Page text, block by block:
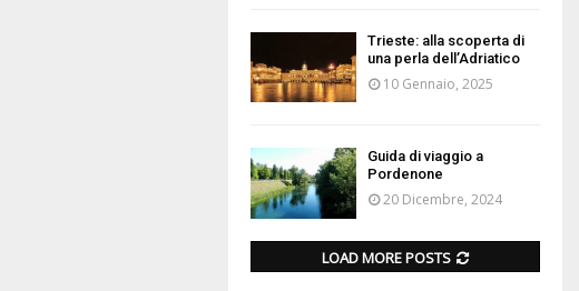
Trieste: alla scoperta di
una perla dell’Adriatico
10 Gennaio, 2025
Guida di viaggio a
Pordenone
20 Dicembre, 2024
LOAD MORE POSTS